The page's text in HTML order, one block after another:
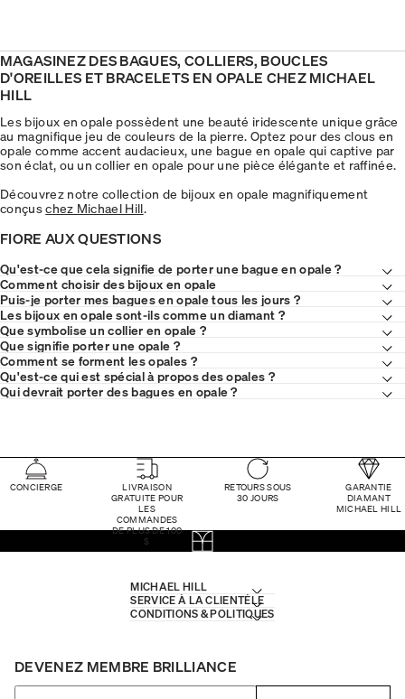
MAGASINEZ DES BAGUES, COLLIERS, BOUCLES
D'OREILLES ET BRACELETS EN OPALE CHEZ MICHAEL
HILL
Les bijoux en opale possèdent une beauté iridescente unique grâce
au magnifique jeu de couleurs de la pierre. Optez pour des clous en
opale comme accent audacieux, une bague en opale qui captive par
son éclat, ou un collier en opale pour une pièce élégante et raffinée.
Découvrez notre collection de bijoux en opale magnifiquement
conçuschez Michael Hill.
FIORE AUX QUESTIONS
Qu'est-ce que cela signifie de porter une bague en opale ?
Comment choisir des bijoux en opale
Puis-je porter mes bagues en opale tous les jours ?
Les bijoux en opale sont-ils comme un diamant ?
Que symbolise un collier en opale ?
Que signifie porter une opale ?
Comment se forment les opales ?
Qu'est-ce qui est spécial à propos des opales ?
Qui devrait porter des bagues en opale ?
CONCIERGE
LIVRAISON
GRATUITE POUR
LES
COMMANDES
DE PLUS DE 100
$
RETOURS SOUS
30 JOURS
GARANTIE
DIAMANT
MICHAEL HILL
MICHAEL HILL
SERVICE À LA CLIENTÈLE
CONDITIONS & POLITIQUES
DEVENEZ MEMBRE BRILLIANCE